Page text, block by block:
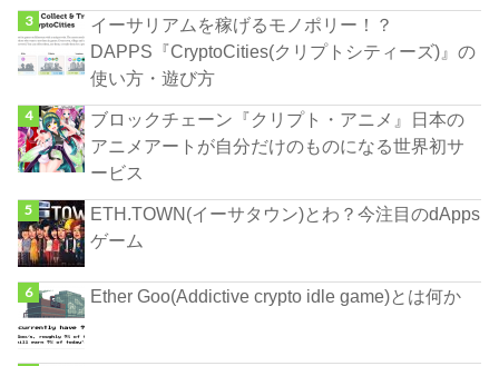
イーサリアムを稼げるモノポリー！？
DAPPS『CryptoCities(クリプトシティーズ)』の
使い方・遊び方
ブロックチェーン『クリプト・アニメ』日本の
アニメアートが自分だけのものになる世界初サ
ービス
ETH.TOWN(イーサタウン)とわ？今注目のdApps
ゲーム
Ether Goo(Addictive crypto idle game)とは何か